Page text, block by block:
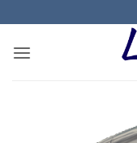
Inhalt
springen